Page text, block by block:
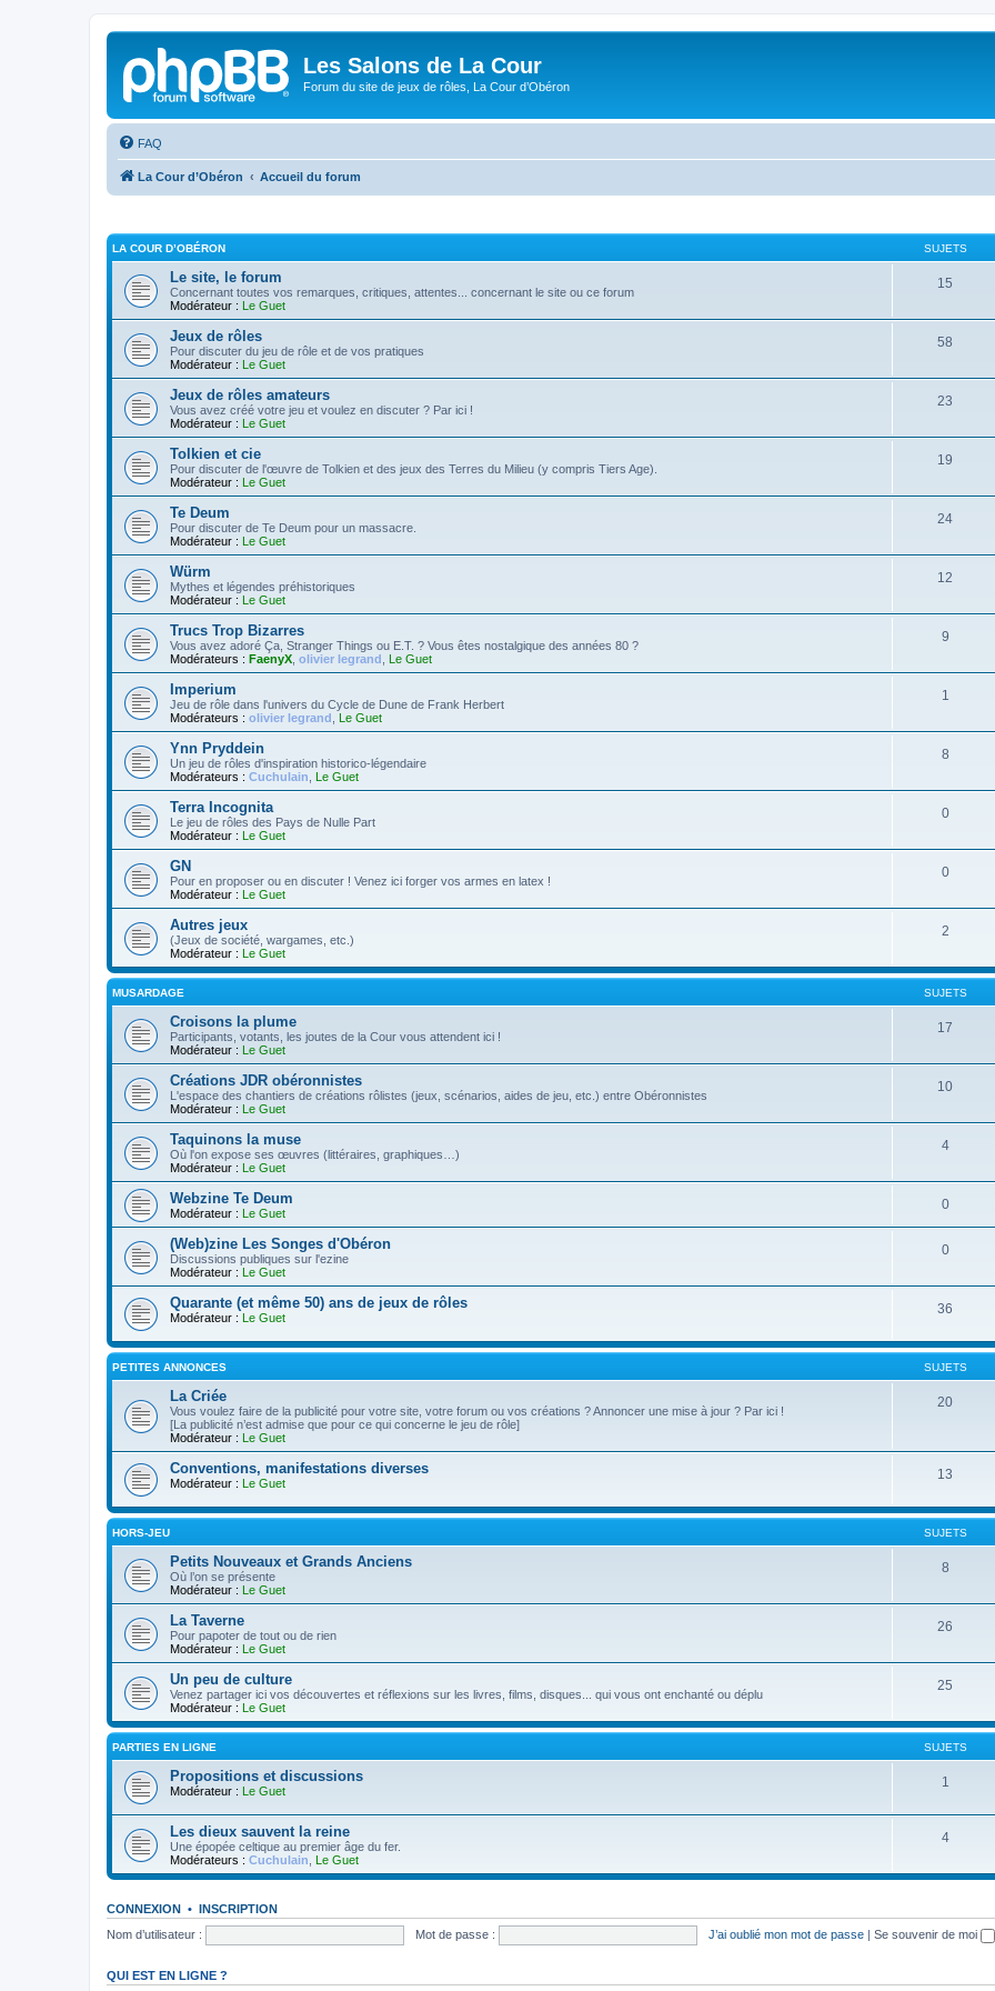
Les Salons de La Cour
Forum du site de jeux de rôles, La Cour d’Obéron
FAQ
La Cour d’Obéron Accueil du forum
LA COUR D’OBÉRON SUJETS
Le site, le forum
Concernant toutes vos remarques, critiques, attentes... concernant le site ou ce forum
Modérateur : Le Guet
15
Jeux de rôles
Pour discuter du jeu de rôle et de vos pratiques
Modérateur : Le Guet
58
Jeux de rôles amateurs
Vous avez créé votre jeu et voulez en discuter ? Par ici !
Modérateur : Le Guet
23
Tolkien et cie
Pour discuter de l'œuvre de Tolkien et des jeux des Terres du Milieu (y compris Tiers Age).
Modérateur : Le Guet
19
Te Deum
Pour discuter de Te Deum pour un massacre.
Modérateur : Le Guet
24
Würm
Mythes et légendes préhistoriques
Modérateur : Le Guet
12
Trucs Trop Bizarres
Vous avez adoré Ça, Stranger Things ou E.T. ? Vous êtes nostalgique des années 80 ?
Modérateurs : FaenyX olivier legrand Le Guet
9
Imperium
Jeu de rôle dans l'univers du Cycle de Dune de Frank Herbert
Modérateurs : olivier legrand Le Guet
1
Ynn Pryddein
Un jeu de rôles d'inspiration historico-légendaire
Modérateurs : Cuchulain Le Guet
8
Terra Incognita
Le jeu de rôles des Pays de Nulle Part
Modérateur : Le Guet
0
GN
Pour en proposer ou en discuter ! Venez ici forger vos armes en latex !
Modérateur : Le Guet
0
Autres jeux
(Jeux de société, wargames, etc.)
Modérateur : Le Guet
2
MUSARDAGE SUJETS
Croisons la plume
Participants, votants, les joutes de la Cour vous attendent ici !
Modérateur : Le Guet
17
Créations JDR obéronnistes
L'espace des chantiers de créations rôlistes (jeux, scénarios, aides de jeu, etc.) entre Obéronnistes
Modérateur : Le Guet
10
Taquinons la muse
Où l'on expose ses œuvres (littéraires, graphiques…)
Modérateur : Le Guet
4
Webzine Te Deum
Modérateur : Le Guet
0
(Web)zine Les Songes d'Obéron
Discussions publiques sur l'ezine
Modérateur : Le Guet
0
Quarante (et même 50) ans de jeux de rôles
Modérateur : Le Guet
36
PETITES ANNONCES SUJETS
La Criée
Vous voulez faire de la publicité pour votre site, votre forum ou vos créations ? Annoncer une mise à jour ? Par ici !
[La publicité n’est admise que pour ce qui concerne le jeu de rôle]
Modérateur : Le Guet
20
Conventions, manifestations diverses
Modérateur : Le Guet
13
HORS-JEU SUJETS
Petits Nouveaux et Grands Anciens
Où l’on se présente
Modérateur : Le Guet
8
La Taverne
Pour papoter de tout ou de rien
Modérateur : Le Guet
26
Un peu de culture
Venez partager ici vos découvertes et réflexions sur les livres, films, disques... qui vous ont enchanté ou déplu
Modérateur : Le Guet
25
PARTIES EN LIGNE SUJETS
Propositions et discussions
Modérateur : Le Guet
1
Les dieux sauvent la reine
Une épopée celtique au premier âge du fer.
Modérateurs : Cuchulain Le Guet
4
CONNEXION • INSCRIPTION
Nom d’utilisateur :
Mot de passe : J’ai oublié mon mot de passe | Se souvenir de moi
QUI EST EN LIGNE ?